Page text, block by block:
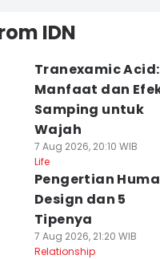
IDN
Tranexamic Acid:
Manfaat dan
Samping untuk
Wajah
7 Aug 2026, 20:10 WIB
Life
Pengertian
Design dan 5
Tipenya
7 Aug 2026, 21:20 WIB
Relationship